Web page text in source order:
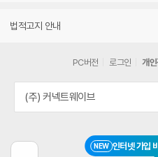
NEW 인터넷 가입
법적고지 안내
PC버전 로그인 개
(주) 커넥트웨이브